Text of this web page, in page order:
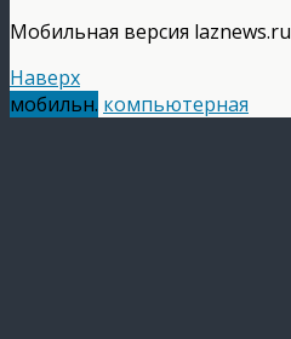
Мобильная версия laznews.ru
Наверх
мобильн. компьютерная